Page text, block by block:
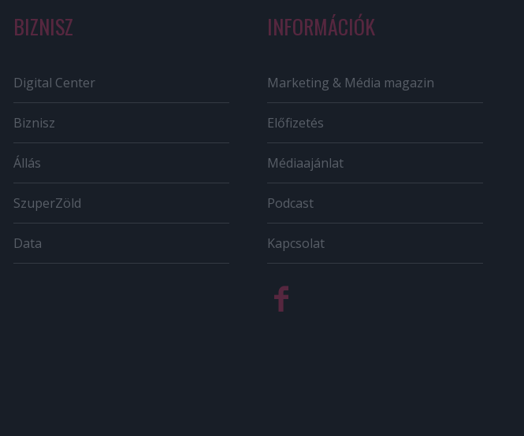
BIZNISZ
Digital Center
Biznisz
Állás
SzuperZöld
Data
INFORMÁCIÓK
Marketing & Média magazin
Előfizetés
Médiaajánlat
Podcast
Kapcsolat